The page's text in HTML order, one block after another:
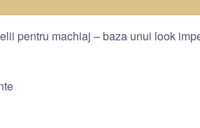
pentru machiaj – baza unui look